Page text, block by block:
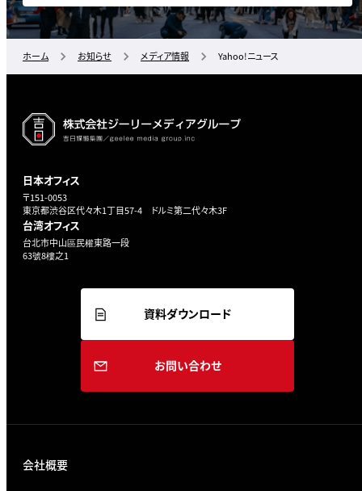
ホーム お知らせ メディア情報 Yahoo!ニュース
日本オフィス
〒151-0053
東京都渋谷区代々木1丁目57-4 ドルミ第二代々木3F
台湾オフィス
台北市中山區民權東路一段
63號8樓之1
資料ダウンロード
お問い合わせ
会社概要